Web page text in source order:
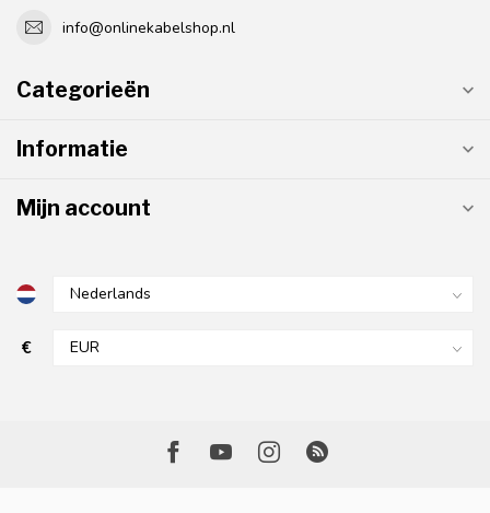
info@onlinekabelshop.nl
Categorieën
Informatie
Mijn account
€